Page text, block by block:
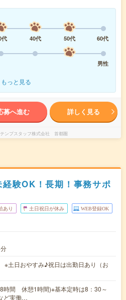
代 40代 50代
60代
男性
もっと見る
募へ進む 詳しく見る
ンプスタッフ株式会社 首都圏
経験OK！長期！事務サポ
あり 土日祝日が休み WEB登録OK
土日おやすみ♪祝日は出勤日あり（お
時間 休憩1時間)※基本定時は8：30～
ど実働…